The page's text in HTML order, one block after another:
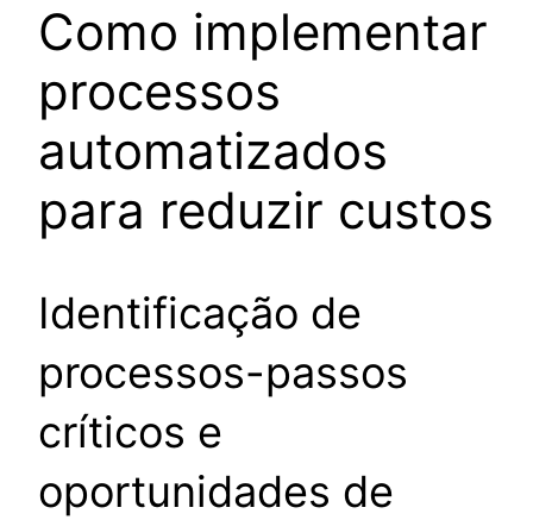
Como implementar
processos
automatizados
para reduzir custos
Identificação de
processos-passos
críticos e
oportunidades de